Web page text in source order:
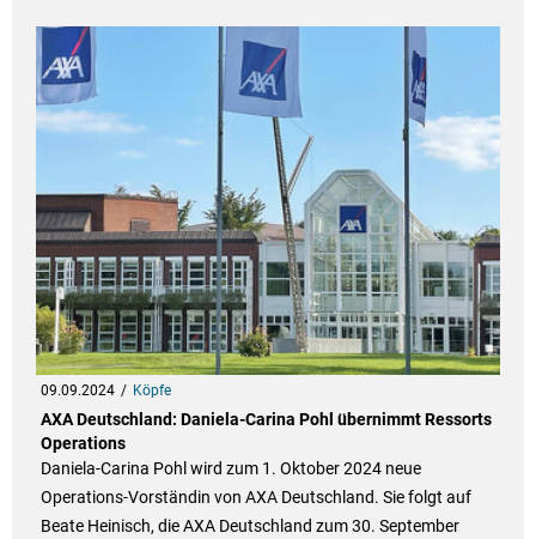
09.09.2024 Köpfe
AXA Deutschland: Daniela-Carina Pohl übernimmt Ressorts
Operations
Daniela-Carina Pohl wird zum 1. Oktober 2024 neue
Operations-Vorständin von AXA Deutschland. Sie folgt auf
Beate Heinisch, die AXA Deutschland zum 30. September